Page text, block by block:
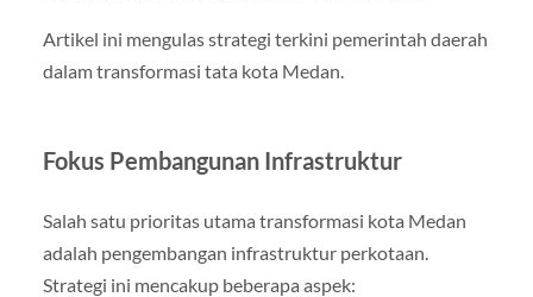
Artikel ini mengulas strategi terkini pemerintah daerah
dalam transformasi tata kota Medan.
Fokus Pembangunan Infrastruktur
Salah satu prioritas utama transformasi kota Medan
adalah pengembangan infrastruktur perkotaan.
Strategi ini mencakup beberapa aspek: